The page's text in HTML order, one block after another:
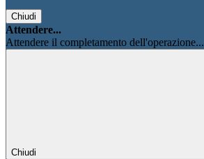
Chiudi
Attendere...
Attendere il completamento dell'operazione...
Chiudi